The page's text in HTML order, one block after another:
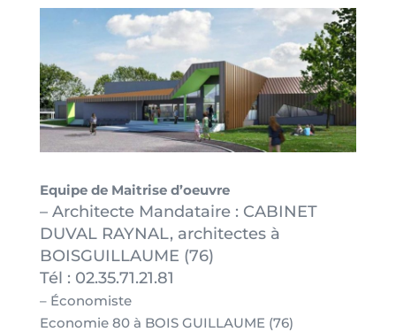
Equipe de Maitrise d’oeuvre
– Architecte Mandataire : CABINET
DUVAL RAYNAL, architectes à
BOISGUILLAUME (76)
Tél : 02.35.71.21.81
– Économiste
Economie 80 à BOIS GUILLAUME (76)